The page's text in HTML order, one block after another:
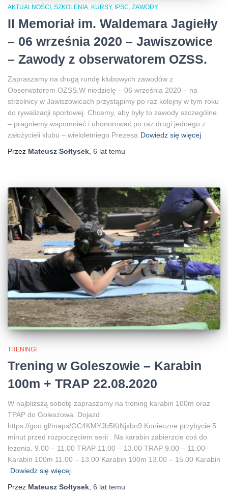
AKTUALNOŚCI, SZKOLENIA, KURSY, IPSC ZAWODY
II Memoriał im. Waldemara Jagiełły
– 06 września 2020 – Jawiszowice
– Zawody z obserwatorem OZSS.
Zapraszamy na drugą rundę klubowych zawodów z
Obserwatorem OZSS.W niedzielę – 06 września 2020 – na
strzelnicy w Jawiszowicach przystąpimy po raz kolejny w tym roku
do rywalizacji sportowej. Chcemy, aby były to zawody szczególne
– pragniemy wspomnieć i uhonorować po raz drugi jednego z
założycieli klubu – wieloletniego Prezesa Dowiedz się więcej
Przez Mateusz Sołtysek, 6 lat temu
TRENINGI
Trening w Goleszowie – Karabin
100m + TRAP 22.08.2020
W najbliższą sobotę zapraszamy na trening karabin 100m oraz
TPAP do Goleszowa. Dojazd:
https://goo.gl/maps/GC4KMYJb5KtNjxbn9 Konieczne przybycie 5
minut przed rozpoczęciem serii . Na karabin zabierzcie coś do
leżenia. 9.00 – 11.00 TRAP 11.00 – 13.00 TRAP 9.00 – 11.00
Karabin 100m 11.00 – 13.00 Karabin 100m 13.00 – 15.00 Karabin
Dowiedz się więcej
Przez Mateusz Sołtysek 6 lat temu